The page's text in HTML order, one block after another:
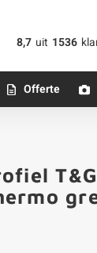
8,7 uit 1536
Offerte